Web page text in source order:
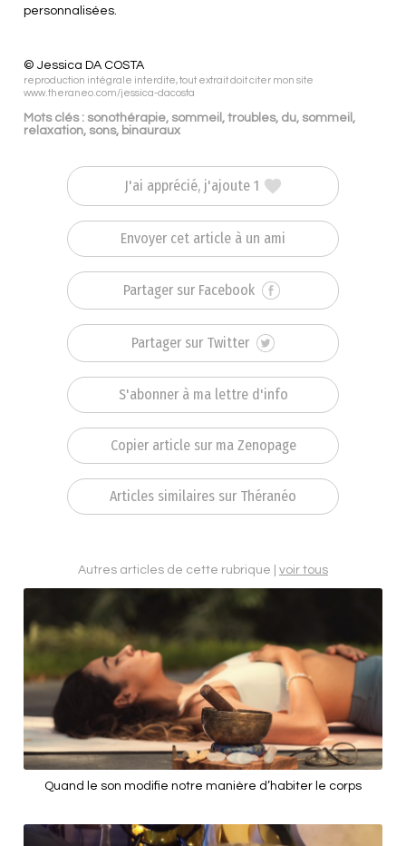
personnalisées.
© Jessica DA COSTA
reproduction intégrale interdite, tout extrait doit citer mon site
www.theraneo.com/jessica-dacosta
Mots clés : sonothérapie, sommeil, troubles, du, sommeil,
relaxation, sons, binauraux
J'ai apprécié, j'ajoute 1
Envoyer cet article à un ami
Partager sur Facebook
Partager sur Twitter
S'abonner à ma lettre d'info
Copier article sur ma Zenopage
Articles similaires sur Théranéo
Autres articles de cette rubrique | voir tous
Quand le son modifie notre manière d’habiter le corps